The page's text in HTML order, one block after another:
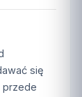
się
przede